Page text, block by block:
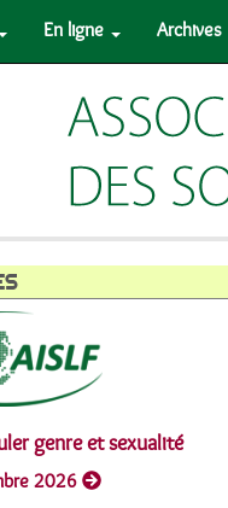
En ligne Archives
genre et sexualité
2026